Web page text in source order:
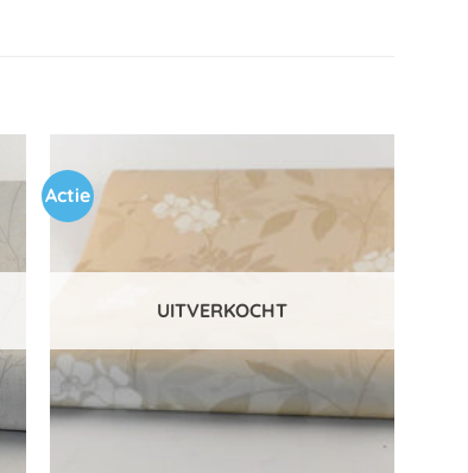
Actie
Toevoegen
verlanglijst
UITVERKOCHT